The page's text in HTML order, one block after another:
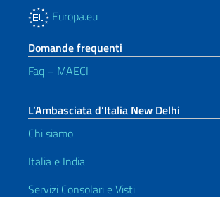
Europa.eu
Domande frequenti
Faq – MAECI
L’Ambasciata d’Italia New Delhi
Chi siamo
Italia e India
Servizi Consolari e Visti